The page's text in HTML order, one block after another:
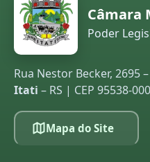
Câmara
Poder
Rua Nestor Becker, 2695
Itati – RS | CEP 95538-000
Mapa do Site